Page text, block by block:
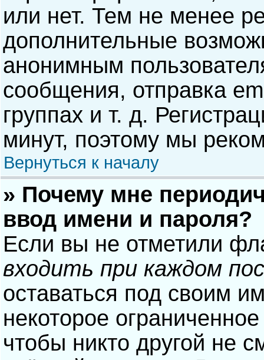
или нет. Тем не менее
дополнительные
анонимным
сообщения, отправка
группах и т. д.
минут, поэтому мы
Вернуться к началу
» Почему мне
ввод имени и пароля?
Если вы не отметили
входить при каждом
оставаться под своим
некоторое
чтобы никто другой не